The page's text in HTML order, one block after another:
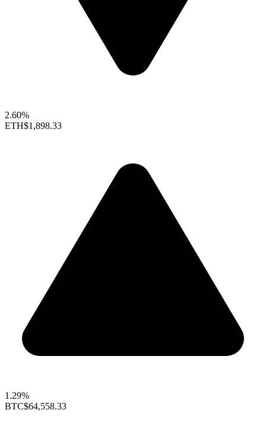
2.60%
ETH$1,898.33
1.29%
BTC$64,558.33